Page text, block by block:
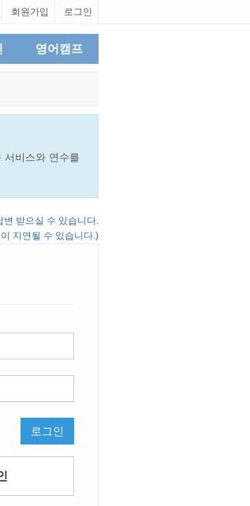
회원가입 로그인
영어캠프
서비스와 연수를
변 받으실 수 있습니다.
지연될 수 있습니다.)
로그인